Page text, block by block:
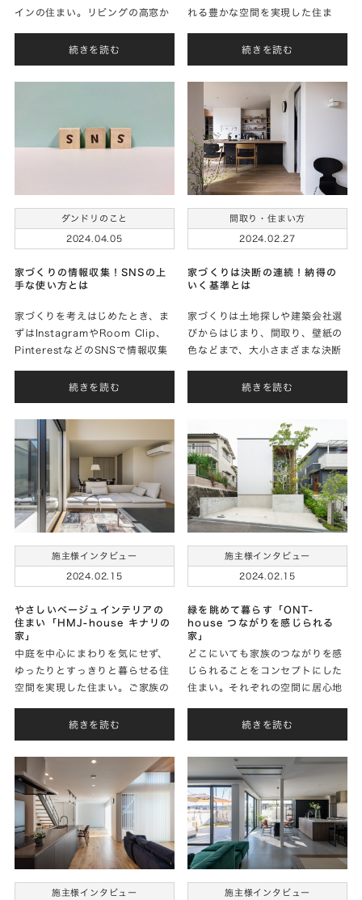
インの住まい。リビングの高窓か
る、爽やかな開放感と心地良さを
話をお聞きしました。
続きを読む
れる豊かな空間を実現した住ま
りが詰まった素敵な住まいを実現
お聞きしました。
続きを読む
ダンドリのこと
2024.04.05
家づくりの情報収集！SNSの上
手な使い方とは
家づくりを考えはじめたとき、ま
ずはInstagramやRoom Clip、
PinterestなどのSNSで情報収集
うか。私たちもお客様との打ち合
続きを読む
間取り・住まい方
2024.02.27
家づくりは決断の連続！納得の
いく基準とは
家づくりは土地探しや建築会社選
びからはじまり、間取り、壁紙の
色などまで、大小さまざまな決断
うことは、どれもエネルギーが必
続きを読む
施主様インタビュー
2024.02.15
やさしいベージュインテリアの
住まい「HMJ-house キナリの
家」
中庭を中心にまわりを気にせず、
ゆったりとすっきりと暮らせる住
空間を実現した住まい。ご家族の
のある住まいを実現されたＪさま
た。
続きを読む
施主様インタビュー
2024.02.15
緑を眺めて暮らす「ONT-
house つながりを感じられる
家」
どこにいても家族のつながりを感
じられることをコンセプトにした
住まい。それぞれの空間に居心地
したい空間を選びながら気持ちよ
現されたＴさまに家づ
続きを読む
施主様インタビュー 施主様インタビュー